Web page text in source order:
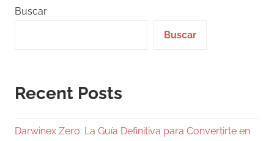
Buscar
Buscar
Recent Posts
Darwinex Zero: La Guía Definitiva para Convertirte en